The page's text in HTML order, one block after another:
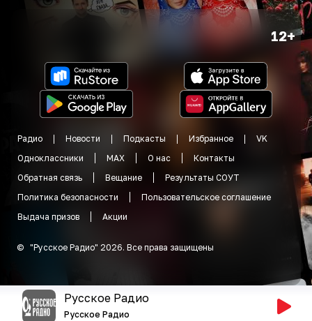
12+
Радио Новости Подкасты Избранное
VK
Одноклассники
MAX О нас
Контакты
Обратная связь
Вещание
Результаты СОУТ
Политика безопасности
Пользовательское соглашение
Выдача призов
Акции
© "Русское Радио" 2026. Все права защищены
Русское Радио
Русское Радио